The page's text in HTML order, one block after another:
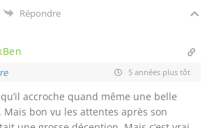
Répondre
5 années plus tôt
qu’il accroche quand même une belle
Mais bon vu les attentes après son